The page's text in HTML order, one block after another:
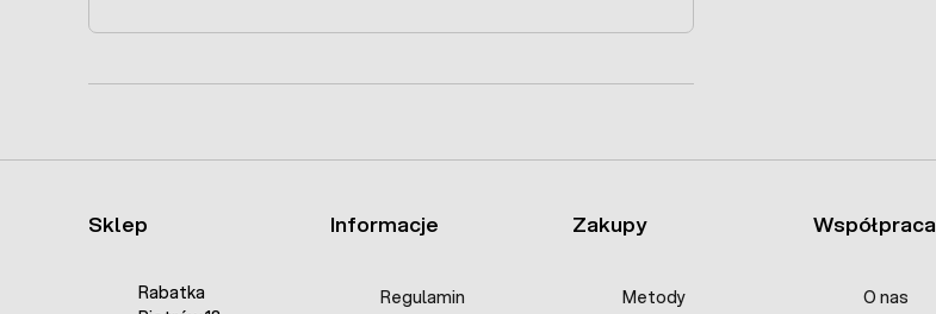
Sklep
Rabatka
Informacje
Regulamin
Zakupy
Metody
Współpraca
O nas